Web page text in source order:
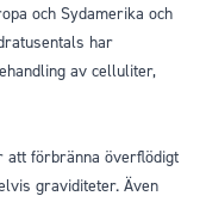
och Sydamerika och
har
av celluliter,
att förbränna överflödigt
graviditeter. Även